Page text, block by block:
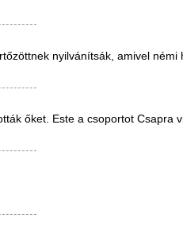
nyilvánítsák, amivel
őket. Este a csoportot Csapra